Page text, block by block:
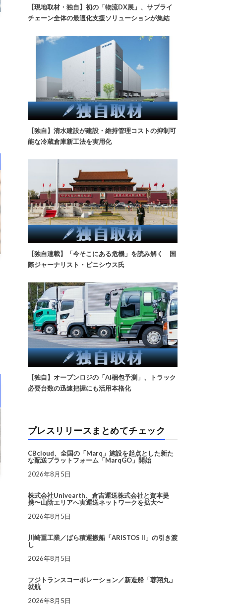
【現地取材・独自】初の「物流DX展」、サプライ
チェーン全体の最適化支援ソリューションが集結
【独自】清水建設が建設・維持管理コストの抑制可
能な冷蔵倉庫新工法を実用化
【独自連載】「今そこにある危機」を読み解く 国
際ジャーナリスト・ビニシウス氏
【独自】オープンロジの「AI梱包予測」、トラック
必要台数の迅速把握にも活用本格化
プレスリリースまとめてチェック
CBcloud、全国の「Marq」施設を起点とした新た
な配送プラットフォーム「MarqGO」開始
2026年8月5日
株式会社Univearth、倉吉運送株式会社と資本提
携〜山陰エリアへ実運送ネットワークを拡大〜
2026年8月5日
川崎重工業／ばら積運搬船「ARISTOS II」の引き渡
し
2026年8月5日
フジトランスコーポレーション／新造船「蓉翔丸」
就航
2026年8月5日